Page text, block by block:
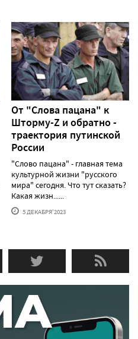
От "Слова пацана" к
Шторму-Z и обратно -
траектория путинской
России
"Слово пацана" - главная тема
культурной жизни "русского
мира" сегодня. Что тут сказать?
Какая жизн......
5 ДЕКАБРЯ'2023